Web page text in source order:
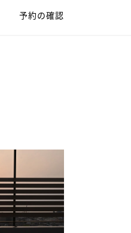
予約の確認